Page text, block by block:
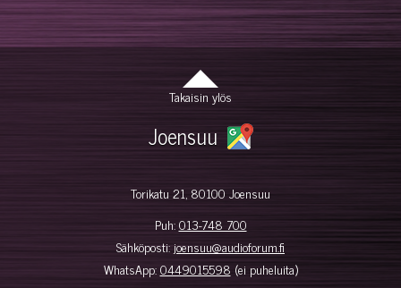
Takaisin ylös
Joensuu
Torikatu 21, 80100 Joensuu
Puh:013-748 700
Sähköposti: joensuu@audioforum.fi
WhatsApp:0449015598 (ei puheluita)